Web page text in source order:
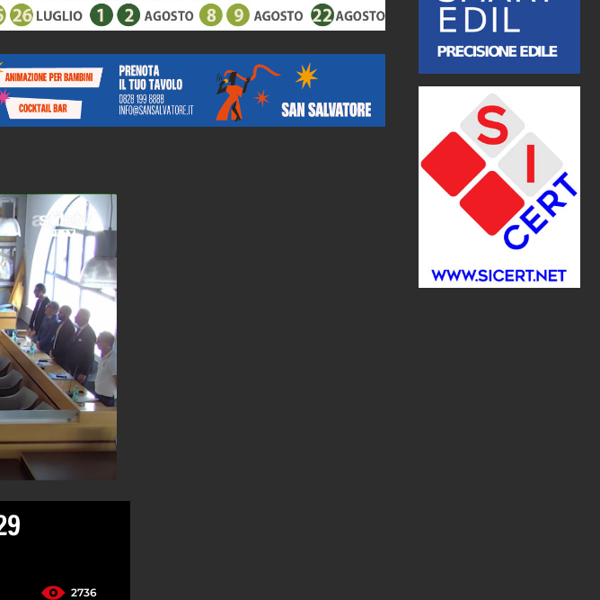
2736